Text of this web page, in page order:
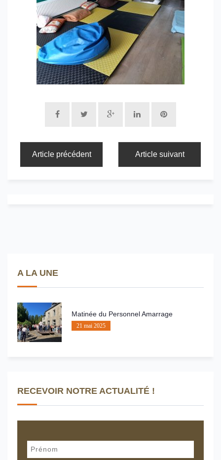
Article précédent Article suivant
A LA UNE
Matinée du Personnel Amarrage
21 mai 2025
RECEVOIR NOTRE ACTUALITÉ !